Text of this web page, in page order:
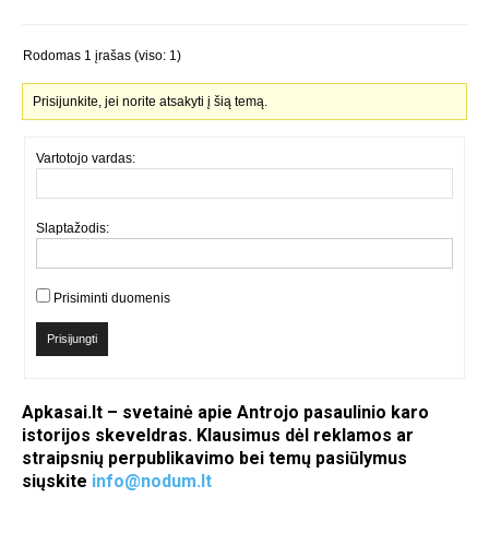
Rodomas 1 įrašas (viso: 1)
Prisijunkite, jei norite atsakyti į šią temą.
Vartotojo vardas:
Slaptažodis:
Prisiminti duomenis
Prisijungti
Apkasai.lt – svetainė apie Antrojo pasaulinio karo
istorijos skeveldras. Klausimus dėl reklamos ar
straipsnių perpublikavimo bei temų pasiūlymus
siųskite info@nodum.lt